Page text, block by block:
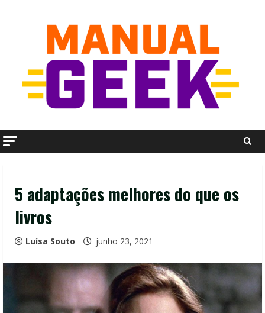
5 adaptações melhores do que os
livros
Luísa Souto junho 23, 2021